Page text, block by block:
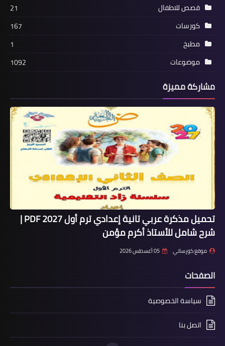
قصص للاطفال
21
كورسات
167
مطبخ
1
موضوعات
1092
مشاركة مميزة
تحميل مذكرة عربي تانية إعدادي ترم أول 2027 PDF |
شرح شامل للأستاذ أكرم مؤمن
موقع كورساتي 05 أغسطس 2026
الصفحات
سياسة الخصوصية
اتصل بنا